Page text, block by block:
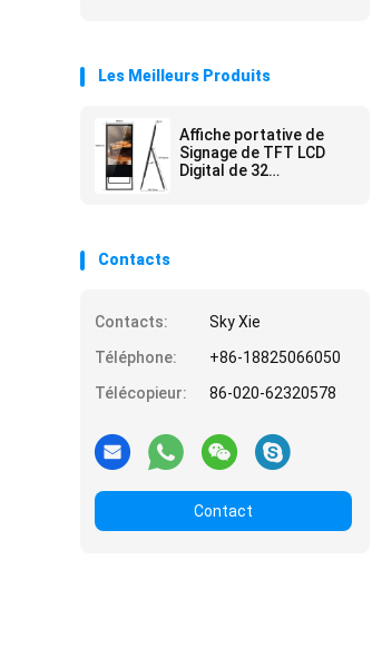
Les Meilleurs Produits
Affiche portative de
Signage de TFT LCD
Digital de 32
Contacts
Contacts:
Sky Xie
Téléphone:
+86-18825066050
Télécopieur:
86-020-62320578
Contact